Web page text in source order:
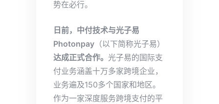
势在必行。
日前，中付技术与光子易
Photonpay （以下简称光子易）
达成正式合作。 光子易的国际支
付业务涵盖十万多家跨境企业，
业务遍及150多个国家和地区。
作为一家深度服务跨境支付的平